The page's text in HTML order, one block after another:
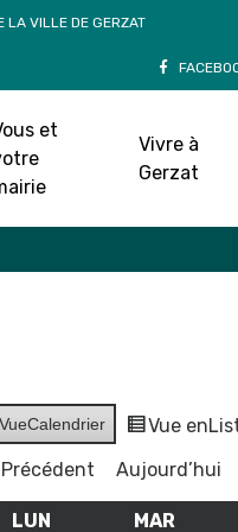
LA VILLE DE GERZAT
et
Vivre à
Gerzat
VueCalendrier Vue en
Précédent
Aujourd’hui
LUN MARMARDI